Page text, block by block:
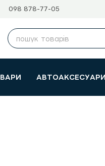
098 878-77-05
АВТОАКСЕСУАРИ